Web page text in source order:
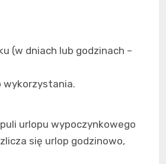
(w dniach lub godzinach –
wykorzystania.
urlopu wypoczynkowego
się urlop godzinowo,